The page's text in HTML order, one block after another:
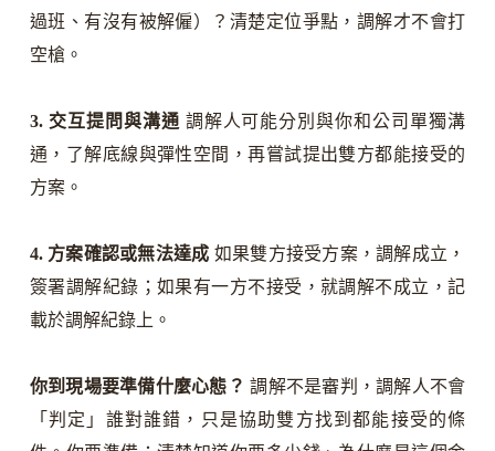
過班、有沒有被解僱）？清楚定位爭點，調解才不會打
空槍。
3. 交互提問與溝通 調解人可能分別與你和公司單獨溝
通，了解底線與彈性空間，再嘗試提出雙方都能接受的
方案。
4. 方案確認或無法達成 如果雙方接受方案，調解成立，
簽署調解紀錄；如果有一方不接受，就調解不成立，記
載於調解紀錄上。
你到現場要準備什麼心態？ 調解不是審判，調解人不會
「判定」誰對誰錯，只是協助雙方找到都能接受的條